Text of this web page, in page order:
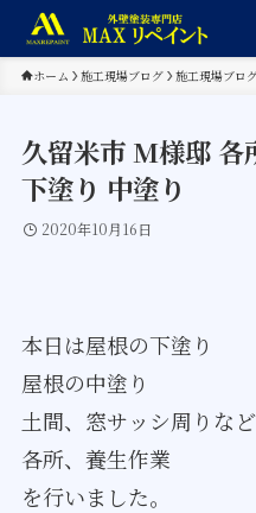
ホーム 施工現場ブログ 施工現場ブロ
久留米市 M様邸
下塗り 中塗り
2020年10月16日
本日は屋根の下塗り
屋根の中塗り
土間、窓サッシ周りな
各所、養生作業
を行いました。